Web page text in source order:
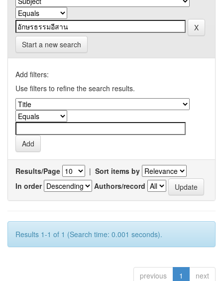
Start a new search
Add filters:
Use filters to refine the search results.
Results/Page | Sort items by
In order
Authors/record
Results 1-1 of 1 (Search time: 0.001 seconds).
previous 1 next